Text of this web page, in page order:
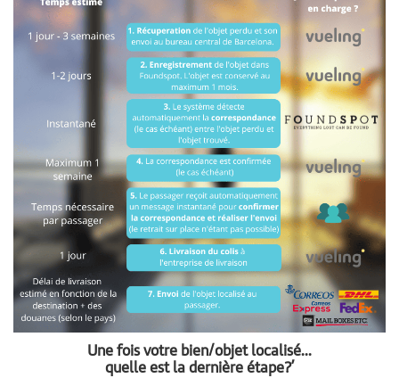
Une fois votre bien/objet localisé...
quelle est la dernière étape?’